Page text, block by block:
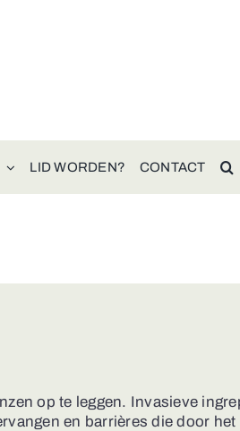
LID WORDEN? CONTACT
op te leggen. Invasieve
en barrières die door